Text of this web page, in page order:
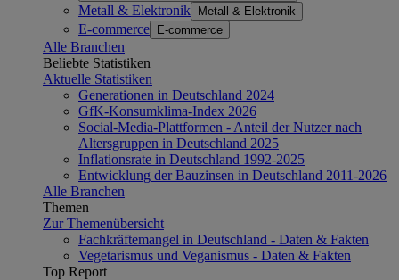
Metall & Elektronik Metall & Elektronik
E-commerce E-commerce
Alle Branchen
Beliebte Statistiken
Aktuelle Statistiken
Generationen in Deutschland 2024
GfK-Konsumklima-Index 2026
Social-Media-Plattformen - Anteil der Nutzer nach
Altersgruppen in Deutschland 2025
Inflationsrate in Deutschland 1992-2025
Entwicklung der Bauzinsen in Deutschland 2011-2026
Alle Branchen
Themen
Zur Themenübersicht
Fachkräftemangel in Deutschland - Daten & Fakten
Vegetarismus und Veganismus - Daten & Fakten
Top Report